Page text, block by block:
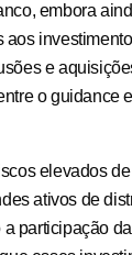
embora
aos
e
o guidance
elevados
ativos de
participação